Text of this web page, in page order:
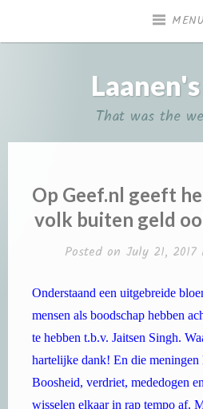
MENU
That was the
Op Geef.nl geeft
volk buiten geld
Posted on July 21, 2017
Onderstaand een uitgebreide
mensen als boodschap hebben
te hebben t.b.v. Jaitsen Singh.
hartelijke dank! En die meningen
Boosheid, verdriet, mededogen
wisselen elkaar in rap tempo af.